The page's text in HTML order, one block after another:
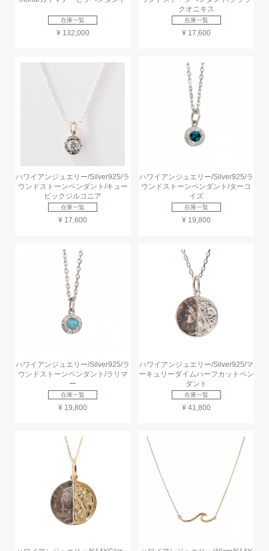
在庫一覧
¥ 132,000
クオニキス
在庫一覧
¥ 17,600
ハワイアンジュエリー/Silver925/ラ
ウンドストーンペンダント/キュー
ビックジルコニア
在庫一覧
¥ 17,600
ハワイアンジュエリー/Silver925/ラ
ウンドストーンペンダント/ターコ
イズ
在庫一覧
¥ 19,800
ハワイアンジュエリー/Silver925/ラ
ウンドストーンペンダント/ラリマ
ー
在庫一覧
¥ 19,800
ハワイアンジュエリー/Silver925/マ
ーキュリーダイムハーフカットペン
ダント
在庫一覧
¥ 41,800